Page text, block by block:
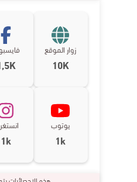
زوار الموقع
10K
يوتوب
1k
1k